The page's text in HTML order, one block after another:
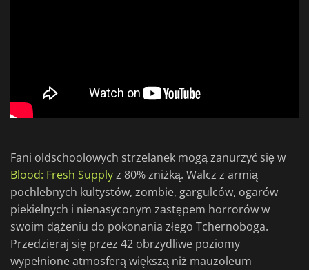
Fani oldschoolowych strzelanek mogą zanurzyć się w
Blood: Fresh Supplyz 80% zniżką. Walcz z armią
pochlebnych kultystów, zombie, gargulców, ogarów
piekielnych i nienasyconym zastępem horrorów w
swoim dążeniu do pokonania złego Tchernoboga.
Przedzieraj się przez 42 obrzydliwe poziomy
wypełnione atmosferą większą niż mauzoleum